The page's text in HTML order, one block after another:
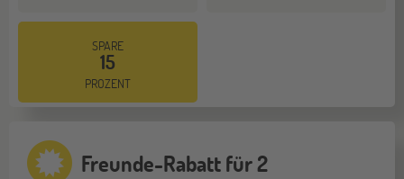
SPARE
15
PROZENT
Freunde-Rabatt für 2